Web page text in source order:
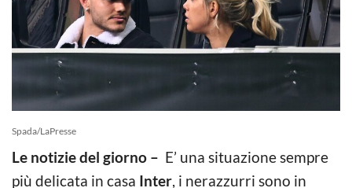
Spada/LaPresse
Le notizie del giorno – E’ una situazione sempre
più delicata in casa Inter, i nerazzurri sono in